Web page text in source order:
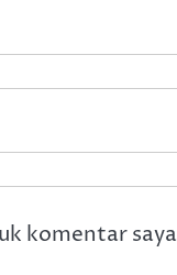
komentar saya